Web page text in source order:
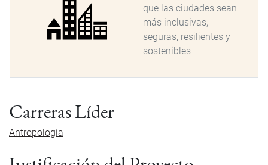
que las ciudades sean
más inclusivas,
seguras, resilientes y
sostenibles
Carreras Líder
Antropología